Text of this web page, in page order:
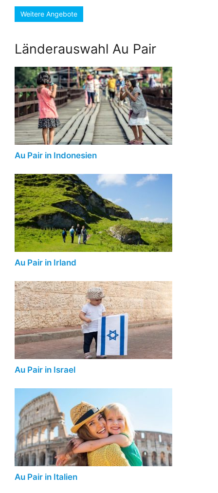
Weitere Angebote
Länderauswahl Au Pair
Au Pair in Indonesien
Au Pair in Irland
Au Pair in Israel
Au Pair in Italien